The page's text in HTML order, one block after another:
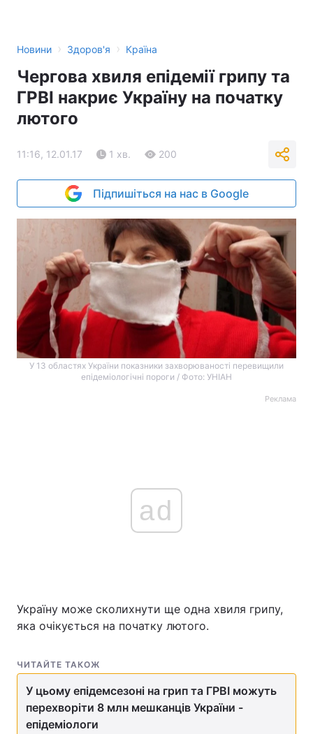
Новини › Здоров'я › Країна
Чергова хвиля епідемії грипу та
ГРВІ накриє Україну на початку
лютого
11:16, 12.01.17 1 хв. 200
Підпишіться на нас в Google
У 13 областях України показники захворюваності перевищили
епідеміологічні пороги / Фото: УНІАН
Реклама
ad
Україну може сколихнути ще одна хвиля грипу,
яка очікується на початку лютого.
ЧИТАЙТЕ ТАКОЖ
У цьому епідемсезоні на грип та ГРВІ можуть
перехворіти 8 млн мешканців України -
епідеміологи